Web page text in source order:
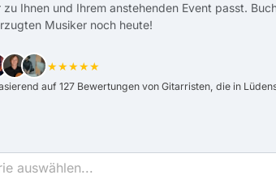
Ihnen und Ihrem anstehenden Event passt.
Musiker noch heute!
★★★★★
auf 127 Bewertungen von Gitarristen, die in
auswählen...